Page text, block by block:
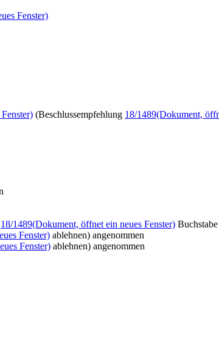
Fenster)
(Beschlussempfehlung 18/1489(Dokument,
18/1489(Dokument, öffnet ein neues Fenster)
Fenster) ablehnen) angenommen
Fenster) ablehnen) angenommen